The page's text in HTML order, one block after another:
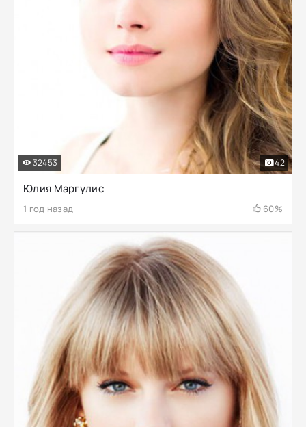
Юлия Маргулис
1 год назад 60%
32453 42